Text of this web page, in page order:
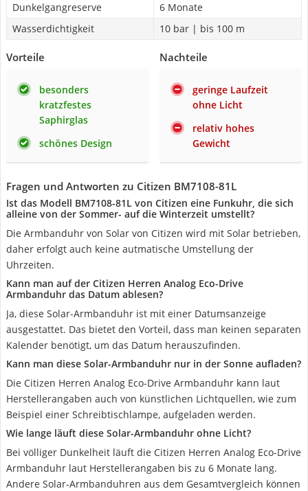
Dunkelgangreserve
6 Monate
Wasserdichtigkeit
10 bar | bis 100 m
Vorteile
besonders
kratzfestes
Saphirglas
schönes Design
Nachteile
geringe Laufzeit
ohne Licht
relativ hohes
Gewicht
Fragen und Antworten zu Citizen BM7108-81L
Ist das Modell BM7108-81L von Citizen eine Funkuhr, die sich
alleine von der Sommer- auf die Winterzeit umstellt?
Die Armbanduhr von Solar von Citizen wird mit Solar betrieben,
daher erfolgt auch keine autmatische Umstellung der
Uhrzeiten.
Kann man auf der Citizen Herren Analog Eco-Drive
Armbanduhr das Datum ablesen?
Ja, diese Solar-Armbanduhr ist mit einer Datumsanzeige
ausgestattet. Das bietet den Vorteil, dass man keinen separaten
Kalender benötigt, um das Datum herauszufinden.
Kann man diese Solar-Armbanduhr nur in der Sonne aufladen?
Die Citizen Herren Analog Eco-Drive Armbanduhr kann laut
Herstellerangaben auch von künstlichen Lichtquellen, wie zum
Beispiel einer Schreibtischlampe, aufgeladen werden.
Wie lange läuft diese Solar-Armbanduhr ohne Licht?
Bei völliger Dunkelheit läuft die Citizen Herren Analog Eco-Drive
Armbanduhr laut Herstellerangaben bis zu 6 Monate lang.
Andere Solar-Armbanduhren aus dem Gesamtvergleich können